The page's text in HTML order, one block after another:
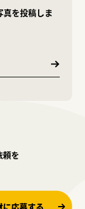
を投稿しま
頼を